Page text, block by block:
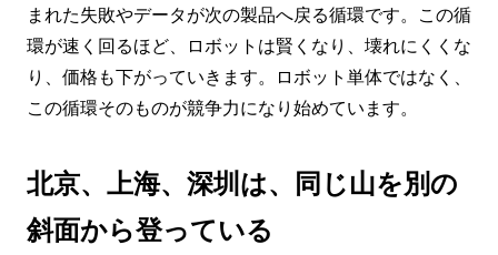
まれた失敗やデータが次の製品へ戻る循環です。この循
環が速く回るほど、ロボットは賢くなり、壊れにくくな
り、価格も下がっていきます。ロボット単体ではなく、
この循環そのものが競争力になり始めています。
北京、上海、深圳は、同じ山を別の
斜面から登っている